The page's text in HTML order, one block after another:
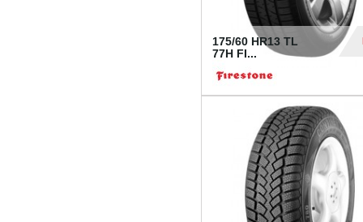
175/60 HR13 TL
77H FI...